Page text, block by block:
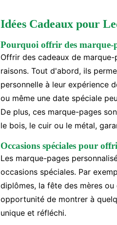
Idées Cadeaux pour
Pourquoi offrir des marque-
Offrir des cadeaux de
raisons. Tout d'abord, ils
personnelle à leur expérience
ou même une date spéciale
De plus, ces marque-pages
le bois, le cuir ou le métal,
Occasions spéciales pour
Les marque-pages
occasions spéciales. Par
diplômes, la fête des mères
opportunité de montrer à
unique et réfléchi.